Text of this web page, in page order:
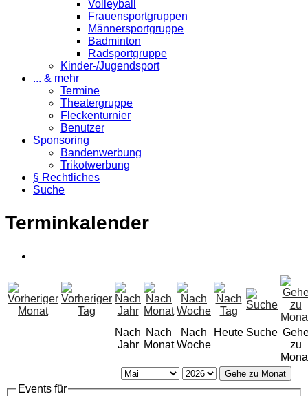
Volleyball
Frauensportgruppen
Männersportgruppe
Badminton
Radsportgruppe
Kinder-/Jugendsport
... & mehr
Termine
Theatergruppe
Fleckenturnier
Benutzer
Sponsoring
Bandenwerbung
Trikotwerbung
§ Rechtliches
Suche
Terminkalender
Nach
Jahr
Nach
Monat
Nach
Woche
Heute Suche
zu
Gehe zu Monat
Events für